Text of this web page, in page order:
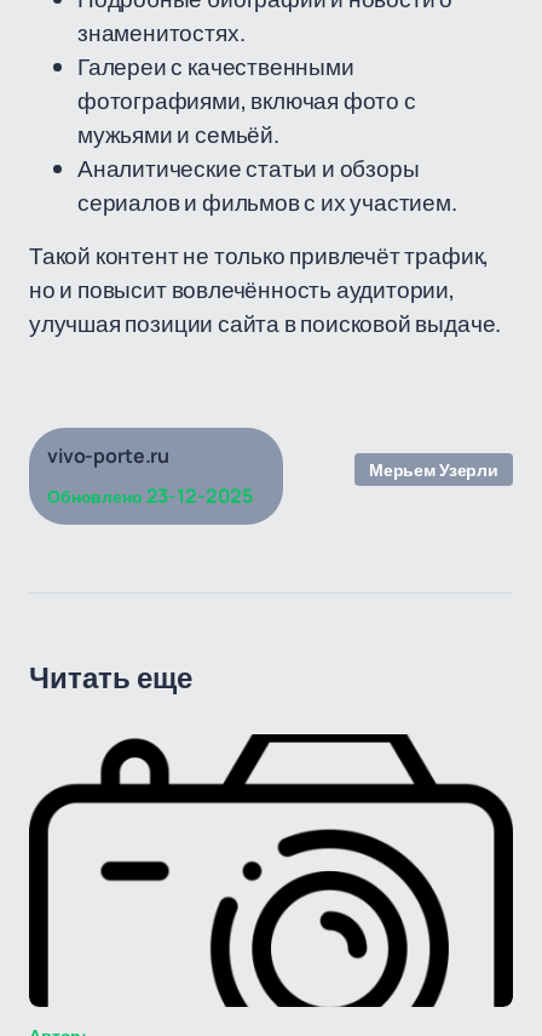
знаменитостях.
Галереи с качественными
фотографиями, включая фото с
мужьями и семьёй.
Аналитические статьи и обзоры
сериалов и фильмов с их участием.
Такой контент не только привлечёт трафик,
но и повысит вовлечённость аудитории,
улучшая позиции сайта в поисковой выдаче.
vivo-porte.ru
Обновлено 23-12-2025
Мерьем Узерли
Читать еще